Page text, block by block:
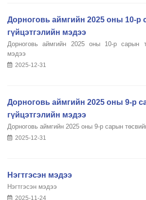
Дорноговь аймгийн 2025 оны 10-р
гүйцэтгэлийн мэдээ
Дорноговь аймгийн 2025 оны 10-р сарын
мэдээ
2025-12-31
Дорноговь аймгийн 2025 оны 9-р
гүйцэтгэлийн мэдээ
Дорноговь аймгийн 2025 оны 9-р сарын
2025-12-31
Нэгтгэсэн мэдээ
Нэгтгэсэн мэдээ
2025-11-24